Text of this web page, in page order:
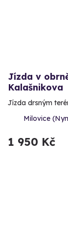
Jízda v
Kalašnikova
Jízda drsným
Milovice
1 950 Kč